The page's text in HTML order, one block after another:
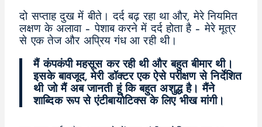
दो सप्ताह दुख में बीते। दर्द बढ़ रहा था और, मेरे नियमित
लक्षण के अलावा – पेशाब करने में दर्द होता है – मेरे मूत्र
से एक तेज और अप्रिय गंध आ रही थी।
मैं कंपकंपी महसूस कर रही थी और बहुत बीमार थी।
इसके बावजूद, मेरी डॉक्टर एक ऐसे परीक्षण से निर्देशित
थी जो मैं अब जानती हूं कि बहुत अशुद्ध है। मैंने
शाब्दिक रूप से एंटीबायोटिक्स के लिए भीख मांगी।